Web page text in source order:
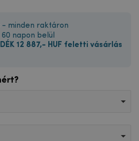
- minden raktáron
napon belül
12 887,- HUF feletti vásárlás